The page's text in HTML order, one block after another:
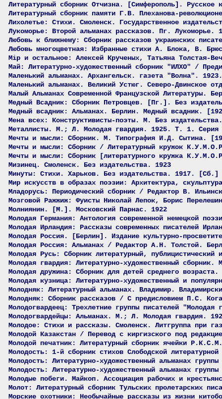
Литературный сборник Отчизна. [Симферополь].
Литературный сборник памяти Г.В. Плеханова-
Лихолетье: Стихи. Смоленск. Государственное
Лукоморье: Второй альманах рассказов. Пг. Лукоморье.
Любовь к ближнему: Сборник рассказов украинских
Любовь многоцветная: Избранные стихи А. Блока, В.
Мiр и остальное: Алексей Крученых, Татьяна Толстая-
Май: Литературно-художественный сборник "ИЛХО" /
Маленький альманах. Архангельск. газета "Волна".
Маленький альманах. Великий Устюг. Северо-Двинское
Малый Альманах Современной Французской Литературы.
Медный Всадник: Сборник Петровцев. [Пг.]. Без
Медный всадник: Альманах. Берлин. Медный всадник.
Мена всех: Конструктивисты-поэты. М. Без
Металлисты. М.; Л. Молодая гвардия. 1925. Т. 1. Серия
Мечты и мысли: Сборник. М. Типография И.Д. Сытина.
Мечты и мысли: Сборник / Литературный кружок
Мечты и мысли: Сборник [литературного кружка
Мизинец. Смоленск. Без издательства. 1923
Минуты: Стихи. Харьков. Без издательства. 1917. [Сб.]
Мир искусств в образах поэзии: Архитектура,
Младорусь: Периодический сборник / Редактор В.
Мозговой Ражжиж: Фуисты Николай Лепок, Борис
Молниянин. [М.]. Московский Парнас. 1922
Молодая Германия: Антология современной немецкой
Молодая Ирландия: Рассказы современных писателей
Молодая Россия. [Берлин]. Издание культурно-
Молодая Россия: Альманах / Редактор А.Н. Толстой.
Молодая Русь: Сборник литературный,
Молодая гвардия: Литературно-художественный
Молодая дружина: Сборник для детей среднего
Молодая кузница: Литературно-художественный и
Молодняк: Литературный альманах. Владимир.
Молодняк: Сборник рассказов / С предисловием П.С.
Молодогвардеец: Трехлетние группы писателей
Молодогвардейцы: Альманах. М.; Л. Молодая гвардия.
Молодое: Стихи и рассказы. Смоленск. Литгруппа при
Молодой Казакстан / Перевод с киргизского под
Молодой печатник: Литературный сборник ячейки
Молодость: 1-й сборник стихов Слободской
Молодость: Литературно-художественный альманах
Молодость: Литературно-художественный альманах
Молодые побеги. Майкоп. Ассоциация рабочих и
Молот: Литературный сборник Тульских пролетарских
Морские охотники: Необычайные рассказы из жизни